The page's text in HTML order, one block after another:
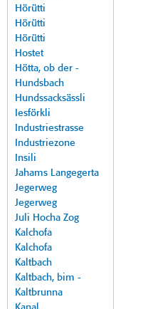
Hörütti
Hörütti
Hörütti
Hostet
Hötta, ob der -
Hundsbach
Hundssacksässli
Iesförkli
Industriestrasse
Industriezone
Insili
Jahams Langegerta
Jegerweg
Jegerweg
Juli Hocha Zog
Kalchofa
Kalchofa
Kaltbach
Kaltbach, bim -
Kaltbrunna